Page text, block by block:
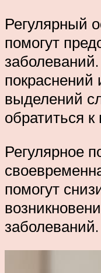
Регулярный
помогут
покраснений
выделений
обратиться к
Регулярное
помогут
заболеваний.